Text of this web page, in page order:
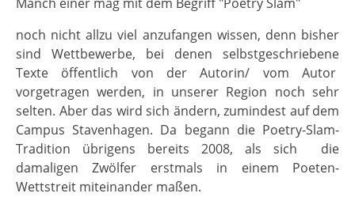
Manch einer mag mit dem Begriff "Poetry Slam"
noch nicht allzu viel anzufangen wissen, denn bisher
sind Wettbewerbe, bei denen selbstgeschriebene
Texte öffentlich von der Autorin/ vom Autor
vorgetragen werden, in unserer Region noch sehr
selten. Aber das wird sich ändern, zumindest auf dem
Campus Stavenhagen. Da begann die Poetry-Slam-
Tradition übrigens bereits 2008, als sich die
damaligen Zwölfer erstmals in einem Poeten-
Wettstreit miteinander maßen.